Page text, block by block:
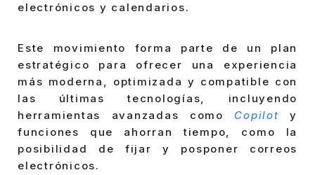
electrónicos y calendarios.
Este movimiento forma parte de un plan
estratégico para ofrecer una experiencia
más moderna, optimizada y compatible con
las últimas tecnologías, incluyendo
herramientas avanzadas como Copiloty
funciones que ahorran tiempo, como la
posibilidad de fijar y posponer correos
electrónicos.